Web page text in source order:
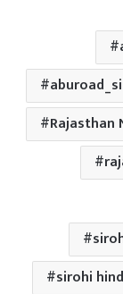
Rajasthan
sirohi